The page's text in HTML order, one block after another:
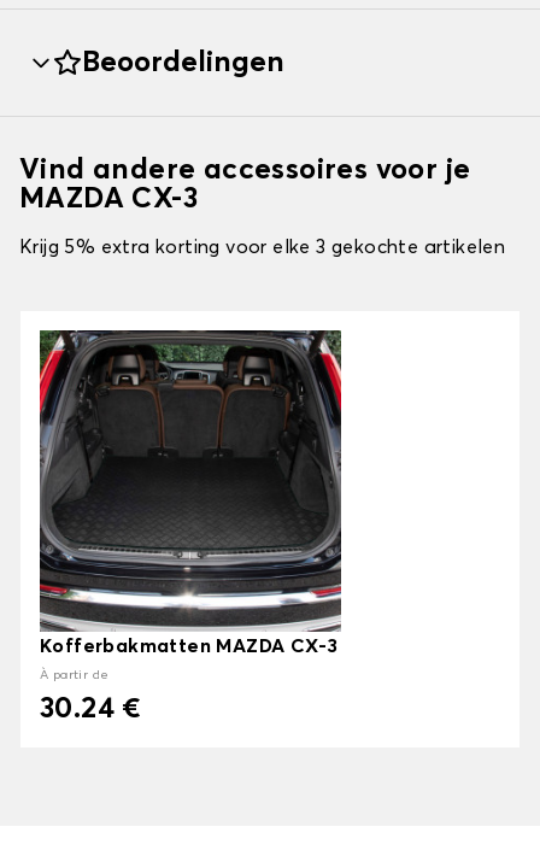
Beoordelingen
Vind andere accessoires voor je
MAZDA CX-3
Krijg 5% extra korting voor elke 3 gekochte artikelen
Kofferbakmatten MAZDA CX-3
À partir de
30.24 €